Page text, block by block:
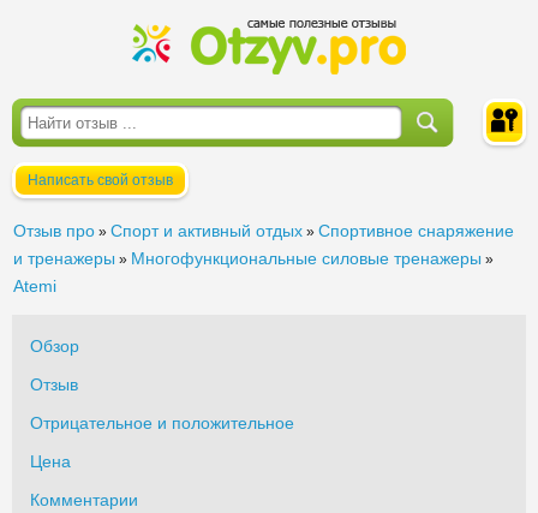
Написать свой отзыв
Отзыв про » Спорт и активный отдых » Спортивное снаряжение
и тренажеры » Многофункциональные силовые тренажеры »
Atemi
Обзор
Отзыв
Отрицательное и положительное
Цена
Комментарии